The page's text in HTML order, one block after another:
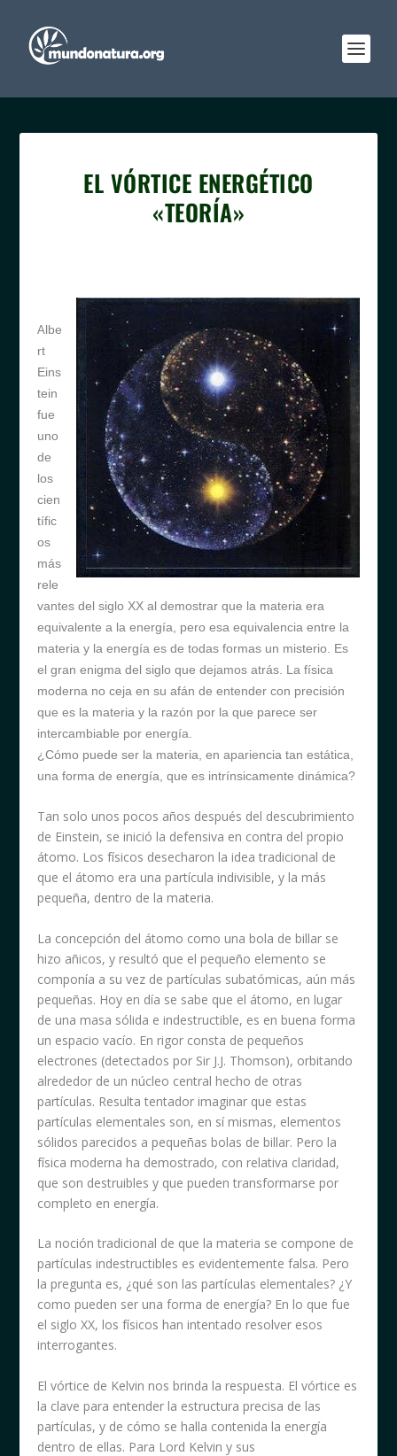
EL VÓRTICE ENERGÉTICO
«TEORÍA»
Albe
rt
Eins
tein
fue
uno
de
los
cien
tífic
os
más
rele
vantes del siglo XX al demostrar que la materia era
equivalente a la energía, pero esa equivalencia entre la
materia y la energía es de todas formas un misterio. Es
el gran enigma del siglo que dejamos atrás. La física
moderna no ceja en su afán de entender con precisión
que es la materia y la razón por la que parece ser
intercambiable por energía.
¿Cómo puede ser la materia, en apariencia tan estática,
una forma de energía, que es intrínsicamente dinámica?
Tan solo unos pocos años después del descubrimiento
de Einstein, se inició la defensiva en contra del propio
átomo. Los físicos desecharon la idea tradicional de
que el átomo era una partícula indivisible, y la más
pequeña, dentro de la materia.
La concepción del átomo como una bola de billar se
hizo añicos, y resultó que el pequeño elemento se
componía a su vez de partículas subatómicas, aún más
pequeñas. Hoy en día se sabe que el átomo, en lugar
de una masa sólida e indestructible, es en buena forma
un espacio vacío. En rigor consta de pequeños
electrones (detectados por Sir J.J. Thomson), orbitando
alrededor de un núcleo central hecho de otras
partículas. Resulta tentador imaginar que estas
partículas elementales son, en sí mismas, elementos
sólidos parecidos a pequeñas bolas de billar. Pero la
física moderna ha demostrado, con relativa claridad,
que son destruibles y que pueden transformarse por
completo en energía.
La noción tradicional de que la materia se compone de
partículas indestructibles es evidentemente falsa. Pero
la pregunta es, ¿qué son las partículas elementales? ¿Y
como pueden ser una forma de energía? En lo que fue
el siglo XX, los físicos han intentado resolver esos
interrogantes.
El vórtice de Kelvin nos brinda la respuesta. El vórtice es
la clave para entender la estructura precisa de las
partículas, y de cómo se halla contenida la energía
dentro de ellas. Para Lord Kelvin y sus